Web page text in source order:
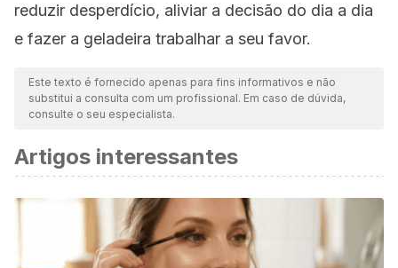
reduzir desperdício, aliviar a decisão do dia a dia
e fazer a geladeira trabalhar a seu favor.
Este texto é fornecido apenas para fins informativos e não
substitui a consulta com um profissional. Em caso de dúvida,
consulte o seu especialista.
Artigos interessantes